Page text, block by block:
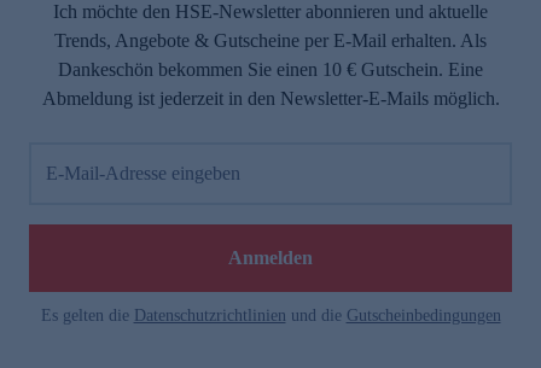
Ich möchte den HSE-Newsletter abonnieren und aktuelle
Trends, Angebote & Gutscheine per E-Mail erhalten. Als
Dankeschön bekommen Sie einen 10 € Gutschein. Eine
Abmeldung ist jederzeit in den Newsletter-E-Mails möglich.
E-Mail-Adresse eingeben
Anmelden
Es gelten die Datenschutzrichtlinien und die Gutscheinbedingungen